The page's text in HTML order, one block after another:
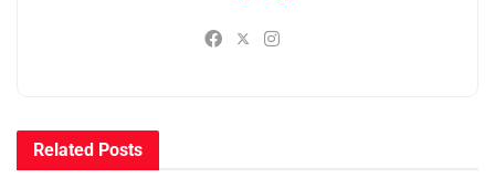
Related Posts